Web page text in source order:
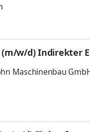
w/d) Indirekter
Maschinenbau